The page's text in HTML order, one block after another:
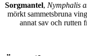
Sorgmantel, Nymphalis
mörkt sammetsbruna
annat sav och rutten